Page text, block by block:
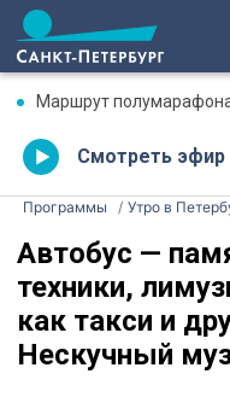
Маршрут полумарафона «Северная
Смотреть эфир
Программы Утро в
Автобус —
техники,
как такси и
Нескучный